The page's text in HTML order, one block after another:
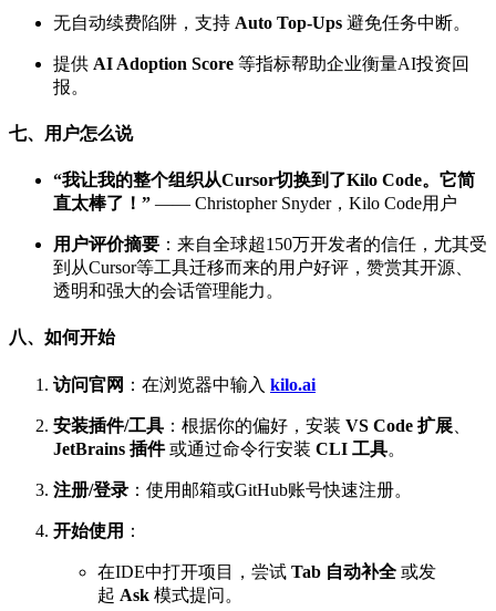
无自动续费陷阱，支持 Auto Top-Ups 避免任务中断。
提供 AI Adoption Score 等指标帮助企业衡量AI投资回
报。
七、用户怎么说
“我让我的整个组织从Cursor切换到了Kilo Code。它简
直太棒了！” —— Christopher Snyder，Kilo Code用户
用户评价摘要 ：来自全球超150万开发者的信任，尤其受
到从Cursor等工具迁移而来的用户好评，赞赏其开源、
透明和强大的会话管理能力。
八、如何开始
访问官网 ：在浏览器中输入 kilo.ai
安装插件/工具 ：根据你的偏好，安装 VS Code 扩展
JetBrains 插件或通过命令行安装 CLI 工具。
注册/登录 ：使用邮箱或GitHub账号快速注册。
开始使用 ：
在IDE中打开项目，尝试 Tab 自动补全 或发
起 Ask 模式提问。